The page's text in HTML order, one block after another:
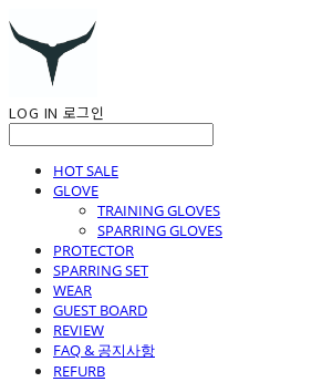
LOG IN 로그인
HOT SALE
GLOVE
TRAINING GLOVES
SPARRING GLOVES
PROTECTOR
SPARRING SET
WEAR
GUEST BOARD
REVIEW
FAQ & 공지사항
REFURB